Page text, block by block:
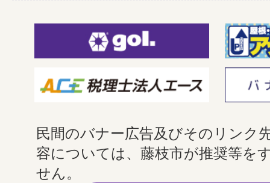
民間のバナー広告及びそのリンク
容については、藤枝市が推奨等を
せん。